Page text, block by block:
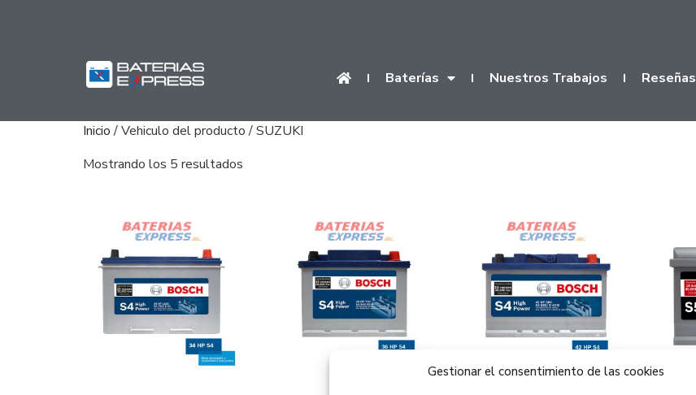
Gestionar el consentimiento de las cookies
Baterías Nuestros Trabajos Reseñas
Inicio/ Vehiculo del producto / SUZUKI
Mostrando los 5 resultados